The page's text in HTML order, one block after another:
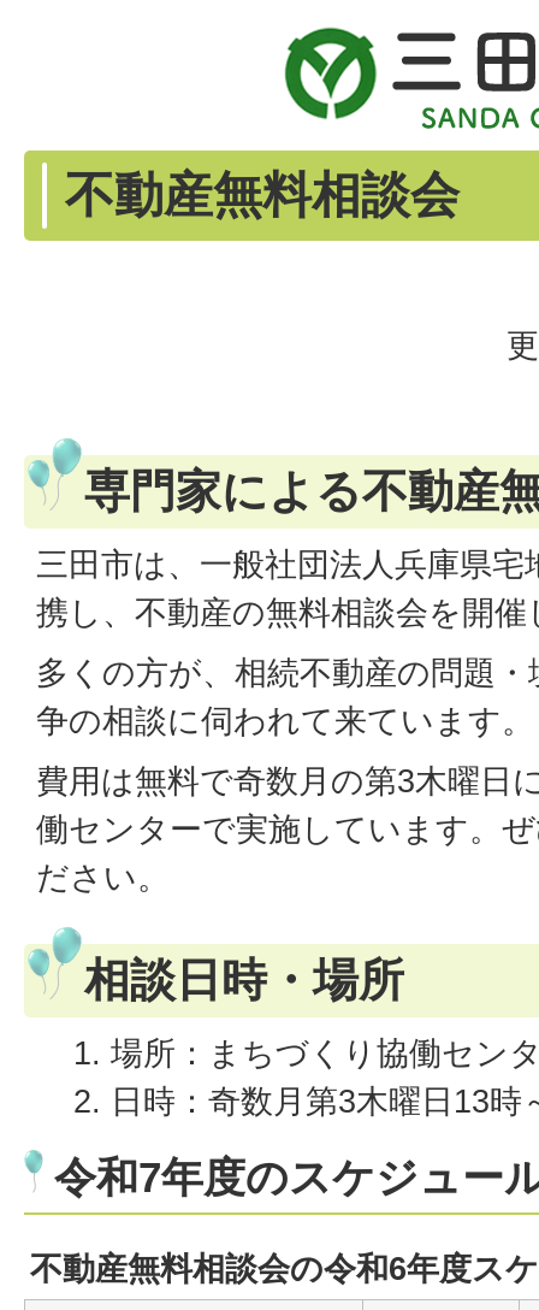
不動産無料相談会
専門家による不動産
三田市は、一般社団法人兵庫県
携し、不動産の無料相談会を開
多くの方が、相続不動産の問題
争の相談に伺われて来ています。
費用は無料で奇数月の第3木曜日
働センターで実施しています。
ださい。
相談日時・場所
場所：まちづくり協働セン
日時：奇数月第3木曜日13時
令和7年度のスケジュー
不動産無料相談会の令和6年度ス